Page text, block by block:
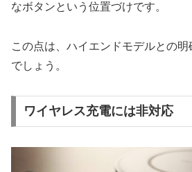
なボタンという位置づけです。
この点は、ハイエンドモデルとの
でしょう。
ワイヤレス充電には非対応